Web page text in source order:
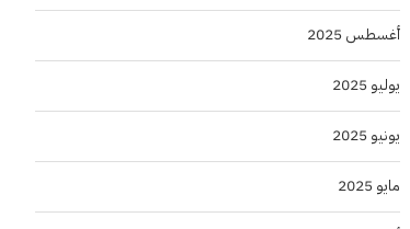
أغسطس 2025
يوليو 2025
يونيو 2025
مايو 2025